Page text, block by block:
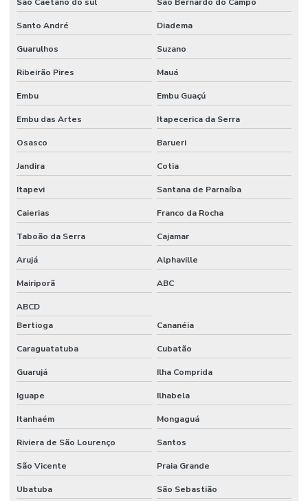
Santo André Diadema
Guarulhos Suzano
Ribeirão Pires Mauá
Embu Embu Guaçú
Embu das Artes Itapecerica da Serra
Osasco Barueri
Jandira Cotia
Itapevi Santana de Parnaíba
Caierias Franco da Rocha
Taboão da Serra Cajamar
Arujá Alphaville
Mairiporã ABC
ABCD
Bertioga
Cananéia
Caraguatatuba Cubatão
Guarujá Ilha Comprida
Iguape Ilhabela
Itanhaém Mongaguá
Riviera de São Lourenço Santos
São Vicente Praia Grande
Ubatuba São Sebastião